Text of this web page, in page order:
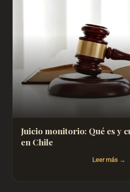
Juicio monitorio: Qué es y
en Chile
Leer más